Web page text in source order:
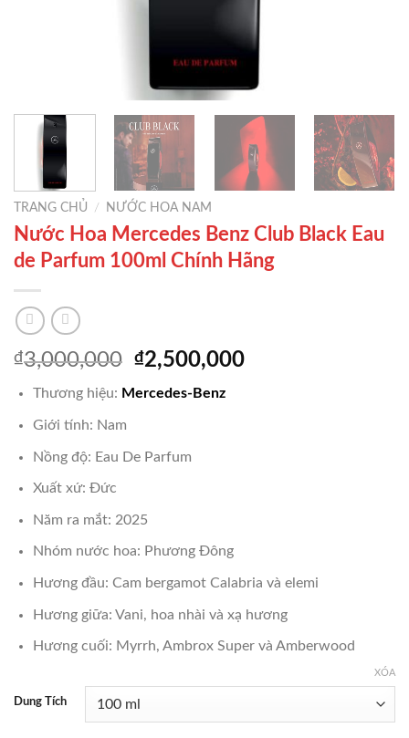
TRANG CHỦ / NƯỚC HOA NAM
Nước Hoa Mercedes Benz Club Black Eau
de Parfum 100ml Chính Hãng
₫3,000,000 Giá
là:
₫2,500,000Giá
Thương hiệu: Mercedes-Benz
Giới tính: Nam
Nồng độ: Eau De Parfum
Xuất xứ: Đức
Năm ra mắt: 2025
Nhóm nước hoa: Phương Đông
Hương đầu: Cam bergamot Calabria và elemi
Hương giữa: Vani, hoa nhài và xạ hương
Hương cuối: Myrrh, Ambrox Super và Amberwood
Dung Tích
XÓA